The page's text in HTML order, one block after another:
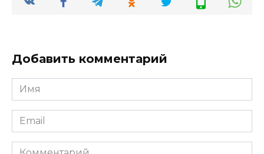
Добавить комментарий
Имя
*
Email
*
Комментарий